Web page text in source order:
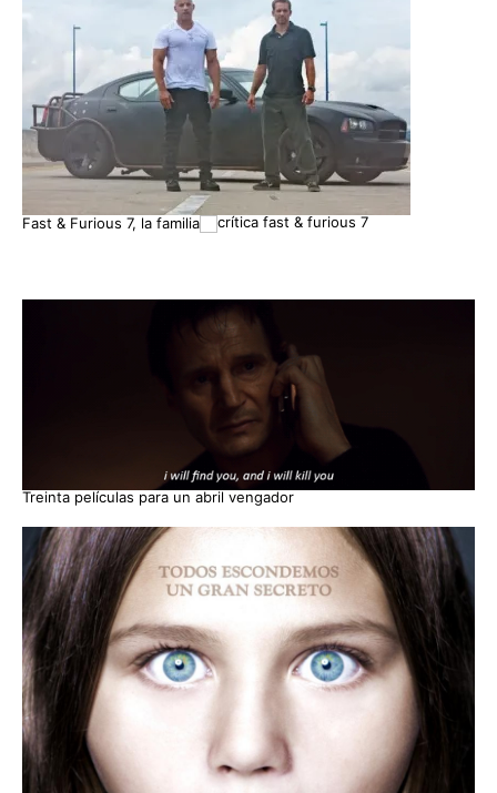
Fast & Furious 7, la familia
Treinta películas para un abril vengador